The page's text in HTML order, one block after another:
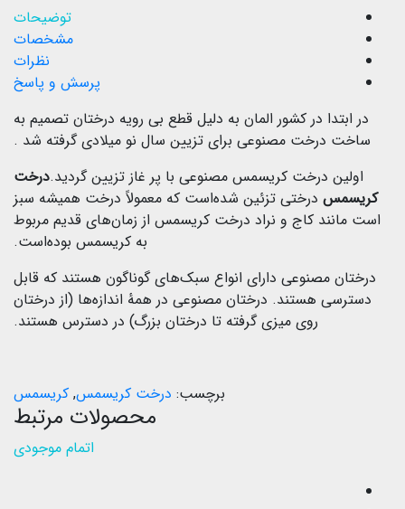
توضیحات
مشخصات
نظرات
پرسش و پاسخ
در ابتدا در کشور المان به دلیل قطع بی رویه درختان تصمیم به
ساخت درخت مصنوعی برای تزیین سال نو میلادی گرفته شد .
اولین درخت کریسمس مصنوعی با پر غاز تزیین گردید.درخت
کریسمس درختی تزئین شده‌است که معمولاً درخت همیشه سبز
است مانند کاج و نراد درخت کریسمس از زمان‌های قدیم مربوط
به کریسمس بوده‌است.
درختان مصنوعی دارای انواع سبک‌های گوناگون هستند که قابل
دسترسی هستند. درختان مصنوعی در همهٔ اندازه‌ها (از درختان
روی میزی گرفته تا درختان بزرگ) در دسترس هستند.
برچسب: درخت کریسمس, کریسمس
محصولات مرتبط
اتمام موجودی